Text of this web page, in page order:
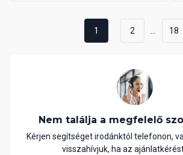
1 2 18
Nem találja a megfelelő
Kérjen segítséget irodánktól telefonon,
visszahívjuk, ha az